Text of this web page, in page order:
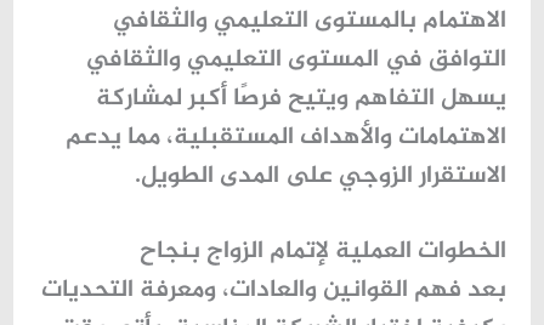
الاهتمام بالمستوى التعليمي والثقافي
التوافق في المستوى التعليمي والثقافي
يسهل التفاهم ويتيح فرصًا أكبر لمشاركة
الاهتمامات والأهداف المستقبلية، مما يدعم
الاستقرار الزوجي على المدى الطويل.
الخطوات العملية لإتمام الزواج بنجاح
بعد فهم القوانين والعادات، ومعرفة التحديات